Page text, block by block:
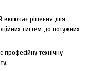
включає рішення для
систем до потужних
професійну технічну